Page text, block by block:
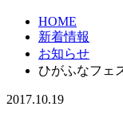
HOME
新着情報
お知らせ
ひがふなフェ
2017.10.19